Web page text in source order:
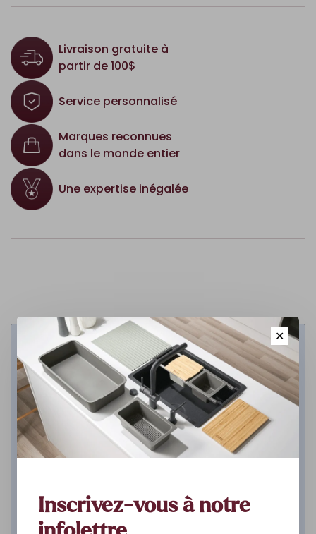
Livraison gratuite à
partir de 100$
Service personnalisé
Marques reconnues
dans le monde entier
Une expertise inégalée
Cuisine
DÉCOUVREZ
✕
Inscrivez-vous à notre